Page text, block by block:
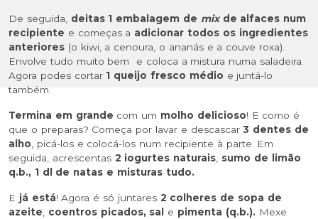
De seguida, deitas 1 embalagem de mixde alfaces num
recipiente e começas a adicionar todos os ingredientes
anteriores (o kiwi, a cenoura, o ananás e a couve roxa).
Envolve tudo muito bem e coloca a mistura numa saladeira.
Agora podes cortar 1 queijo fresco médio e juntá-lo
também.
Termina em grande com um molho delicioso! E como é
que o preparas? Começa por lavar e descascar3 dentes de
alho, picá-los e colocá-los num recipiente à parte. Em
seguida, acrescentas 2 iogurtes naturais, sumo de limão
q.b., 1 dl de natas e misturas tudo.
E já está! Agora é só juntares 2 colheres de sopa de
azeite, coentros picados, sal e pimenta (q.b.). Mexe